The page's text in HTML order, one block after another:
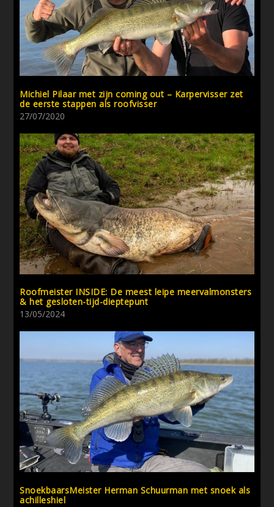
Michiel Pilaar met zijn coming out – Karpervisser zet
de eerste stappen als roofvisser
27/07/2020
Roofmeister INSIDE: De meest leipe meervalmonsters
& het gesloten-tijd-dieptepunt
13/05/2024
SnoekbaarsMeister Herman Schuurman met snoek als
achilleshiel